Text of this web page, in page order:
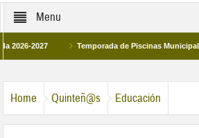
Menu
2027 Temporada de Piscinas Municipales 2026
Home Quinteñ@s Educación